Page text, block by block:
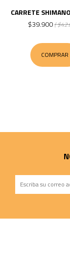
CARRETE
$39.900(
COMPRAR